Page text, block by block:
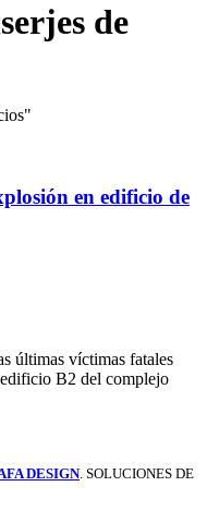
de
en edificio de
últimas víctimas fatales
edificio B2 del complejo
DESIGN. SOLUCIONES DE